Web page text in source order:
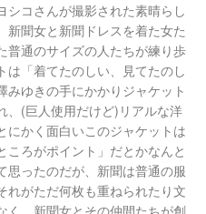
シコさんが撮影された素晴らし
新聞女と新聞ドレスを着た女た
普通のサイズの人たちが練り歩
は「着てたのしい、見てたのし
みゆきの手にかかりジャケット
、(巨人使用だけど)リアルな洋
にかく面白いこのジャケットは
ころがポイント」だとかなんと
思ったのだが、新聞は普通の服
れがただ何枚も重ねられたり文